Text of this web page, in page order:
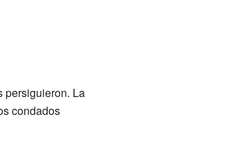
persiguieron. La
condados